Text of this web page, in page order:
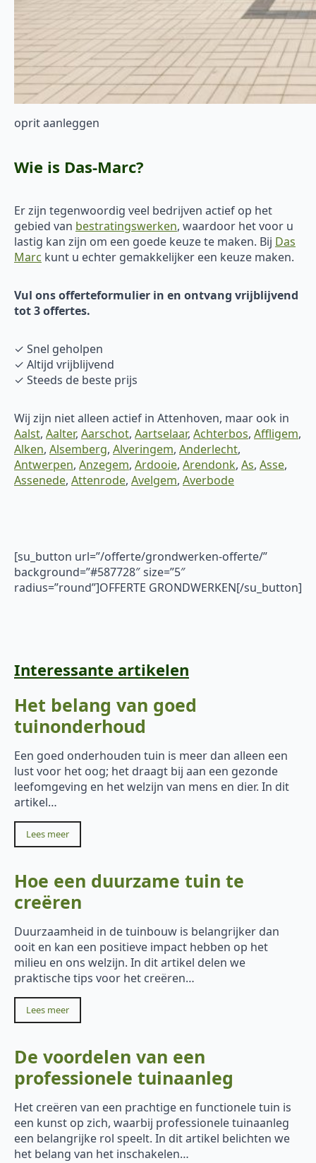
oprit aanleggen
Wie is Das-Marc?
Er zijn tegenwoordig veel bedrijven actief op het
gebied van bestratingswerken, waardoor het voor u
lastig kan zijn om een goede keuze te maken. Bij Das
Marc kunt u echter gemakkelijker een keuze maken.
Vul ons offerteformulier in en ontvang vrijblijvend
tot 3 offertes.
✓ Snel geholpen
✓ Altijd vrijblijvend
✓ Steeds de beste prijs
Wij zijn niet alleen actief in Attenhoven, maar ook in
Aalst, Aalter, Aarschot, Aartselaar, Achterbos, Affligem,
Alken, Alsemberg, Alveringem, Anderlecht,
Antwerpen, Anzegem, Ardooie, Arendonk, As, Asse,
Assenede, Attenrode, Avelgem, Averbode
[su_button url=”/offerte/grondwerken-offerte/”
background=”#587728″ size=”5″
radius=”round”]OFFERTE GRONDWERKEN[/su_button]
Interessante artikelen
Het belang van goed
tuinonderhoud
Een goed onderhouden tuin is meer dan alleen een
lust voor het oog; het draagt bij aan een gezonde
leefomgeving en het welzijn van mens en dier. In dit
artikel…
Lees meer
Hoe een duurzame tuin te
creëren
Duurzaamheid in de tuinbouw is belangrijker dan
ooit en kan een positieve impact hebben op het
milieu en ons welzijn. In dit artikel delen we
praktische tips voor het creëren…
Lees meer
De voordelen van een
professionele tuinaanleg
Het creëren van een prachtige en functionele tuin is
een kunst op zich, waarbij professionele tuinaanleg
een belangrijke rol speelt. In dit artikel belichten we
het belang van het inschakelen…